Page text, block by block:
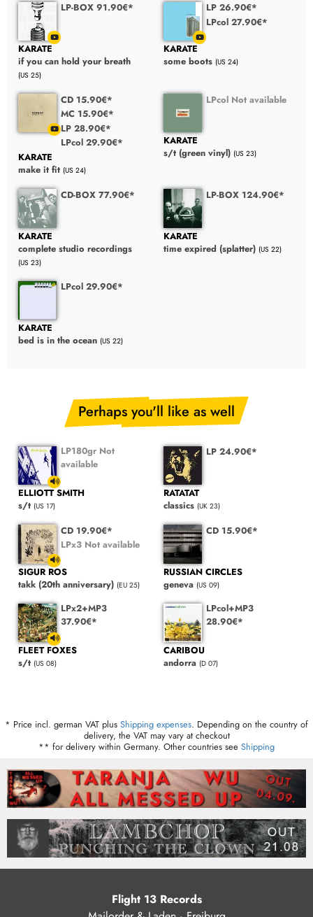
LP-BOX 91.90€*
KARATE
if you can hold your breath
(US 25)
LP 26.90€*
LPcol 27.90€*
KARATE
some boots (US 24)
CD 15.90€*
MC 15.90€*
LP 28.90€*
LPcol 29.90€*
KARATE
make it fit (US 24)
LPcol Not available
KARATE
s/t (green vinyl) (US 23)
CD-BOX 77.90€*
KARATE
complete studio recordings
(US 23)
LP-BOX 124.90€*
KARATE
time expired (splatter) (US 22)
LPcol 29.90€*
KARATE
bed is in the ocean (US 22)
Perhaps you'll like as well
LP180gr Not
available
ELLIOTT SMITH
s/t (US 17)
LP 24.90€*
RATATAT
classics (UK 23)
CD 19.90€*
LPx3 Not available
SIGUR ROS
takk (20th anniversary) (EU 25)
CD 15.90€*
RUSSIAN CIRCLES
geneva (US 09)
LPx2+MP3
37.90€*
FLEET FOXES
s/t (US 08)
LPcol+MP3
28.90€*
CARIBOU
andorra (D 07)
* Price incl. german VAT plus Shipping expenses. Depending on the country of
delivery, the VAT may vary at checkout
** for delivery within Germany. Other countries see Shipping
Flight 13 Records